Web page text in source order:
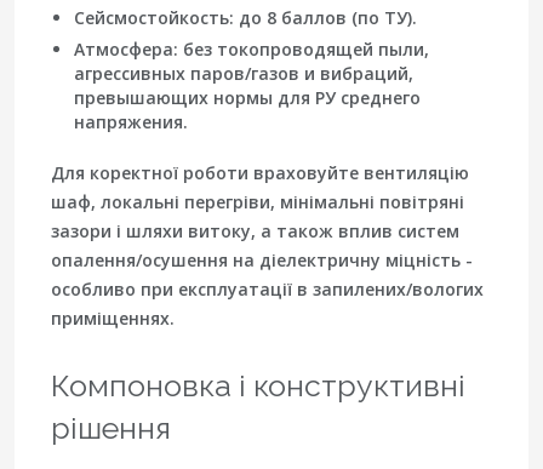
Сейсмостойкость: до 8 баллов (по ТУ).
Атмосфера: без токопроводящей пыли,
агрессивных паров/газов и вибраций,
превышающих нормы для РУ среднего
напряжения.
Для коректної роботи враховуйте вентиляцію
шаф, локальні перегріви, мінімальні повітряні
зазори і шляхи витоку, а також вплив систем
опалення/осушення на діелектричну міцність -
особливо при експлуатації в запилених/вологих
приміщеннях.
Компоновка і конструктивні
рішення